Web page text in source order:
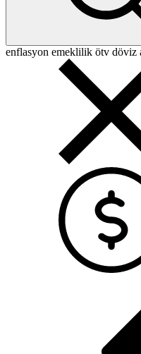
enflasyon emeklilik ötv döviz